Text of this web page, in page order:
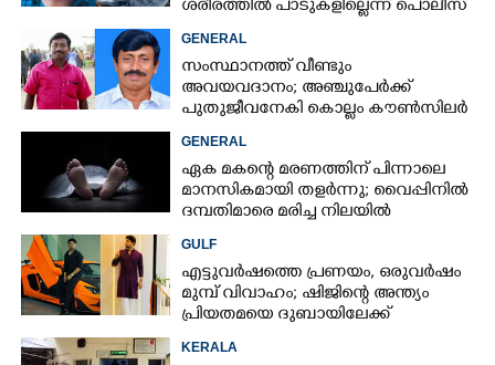
ശരീരത്തിൽ പാടുകളില്ലെന്ന് പൊലീസ്
GENERAL
സംസ്ഥാനത്ത് വീണ്ടും
അവയവദാനം; അഞ്ചുപേർക്ക്
പുതുജീവനേകി കൊല്ലം കൗൺസിലർ
ബി അജിത് കുമാർ
GENERAL
ഏക മകന്റെ മരണത്തിന് പിന്നാലെ
മാനസികമായി തളർന്നു; വൈപ്പിനിൽ
ദമ്പതിമാരെ മരിച്ച നിലയിൽ
കണ്ടെത്തി
GULF
എട്ടുവർഷത്തെ പ്രണയം,​ ഒരുവർഷം
മുമ്പ് വിവാഹം; ഷിജിന്റെ അന്ത്യം
പ്രിയതമയെ ദുബായിലേക്ക്
കൊണ്ടുവരാനുള്ള ഒരുക്കത്തിനിടെ
KERALA